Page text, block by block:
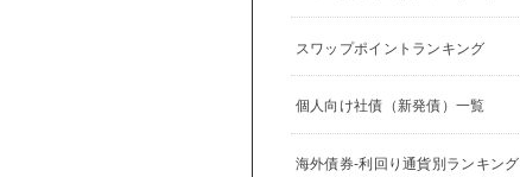
スワップポイントランキング
個人向け社債（新発債）一覧
海外債券-利回り通貨別ランキング